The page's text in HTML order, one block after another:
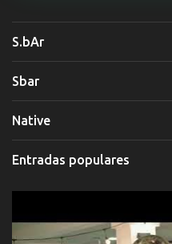
S.bAr
Sbar
Native
Entradas populares